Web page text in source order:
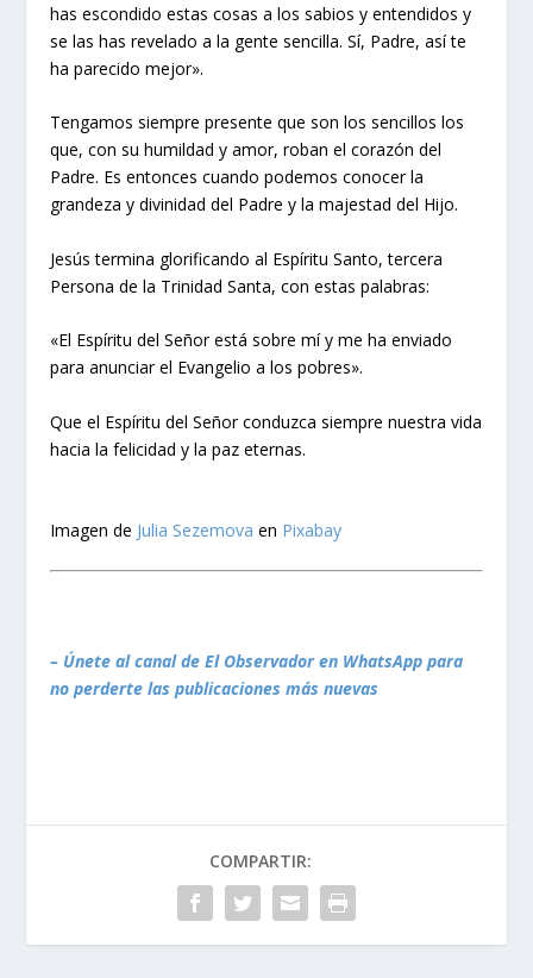
has escondido estas cosas a los sabios y entendidos y
se las has revelado a la gente sencilla. Sí, Padre, así te
ha parecido mejor».
Tengamos siempre presente que son los sencillos los
que, con su humildad y amor, roban el corazón del
Padre. Es entonces cuando podemos conocer la
grandeza y divinidad del Padre y la majestad del Hijo.
Jesús termina glorificando al Espíritu Santo, tercera
Persona de la Trinidad Santa, con estas palabras:
«El Espíritu del Señor está sobre mí y me ha enviado
para anunciar el Evangelio a los pobres».
Que el Espíritu del Señor conduzca siempre nuestra vida
hacia la felicidad y la paz eternas.
Imagen de Julia Sezemova en Pixabay
– Únete al canal de El Observador en WhatsApp para
no perderte las publicaciones más nuevas
COMPARTIR: